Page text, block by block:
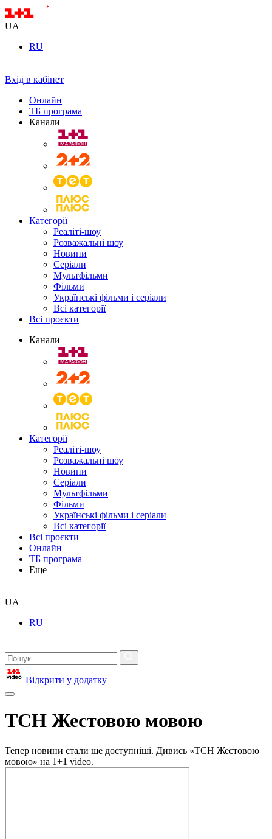
UA
RU
Вхід в кабінет
Онлайн
ТБ програма
Канали
Категорії
Реаліті-шоу
Розважальні шоу
Новини
Серіали
Мультфільми
Фільми
Українські фільми і серіали
Всі категорії
Всі проєкти
Канали
Категорії
Реаліті-шоу
Розважальні шоу
Новини
Серіали
Мультфільми
Фільми
Українські фільми і серіали
Всі категорії
Всі проєкти
Онлайн
ТБ програма
Еще
UA
RU
Відкрити у додатку
ТСН Жестовою мовою
Тепер новини стали ще доступніші. Дивись «ТСН Жестовою
мовою» на 1+1 video.